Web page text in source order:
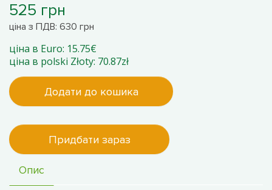
525 грн
ціна з ПДВ: 630 грн
ціна в Euro: 15.75€
ціна в polski Złoty: 70.87zł
Додати до кошика
Придбати зараз
Опис